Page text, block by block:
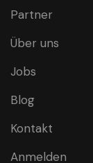
Partner
Über uns
Jobs
Blog
Kontakt
Anmelden